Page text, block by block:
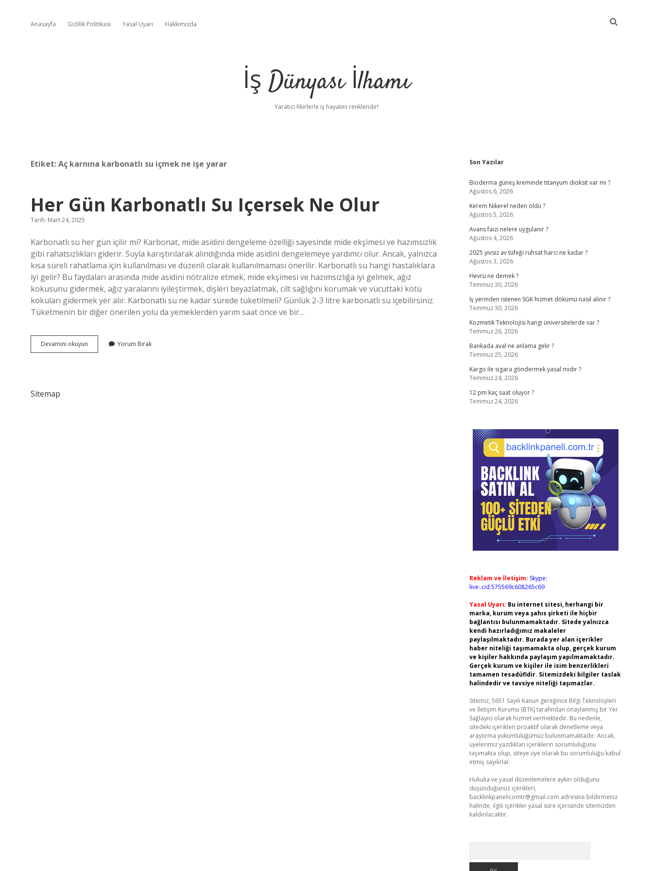
Anasayfa Gizlilik Politikası Yasal Uyarı Hakkımızda
İş Dünyası İlhamı
Yaratıcı fikirlerle iş hayatını renklendir!
Etiket:Aç karnına karbonatlı su içmek ne işe yarar
Her Gün Karbonatlı Su Içersek Ne Olur
Tarih: Mart 24, 2025
Karbonatlı su her gün içilir mi? Karbonat, mide asidini dengeleme özelliği sayesinde mide ekşimesi ve hazımsızlık
gibi rahatsızlıkları giderir. Suyla karıştırılarak alındığında mide asidini dengelemeye yardımcı olur. Ancak, yalnızca
kısa süreli rahatlama için kullanılması ve düzenli olarak kullanılmaması önerilir. Karbonatlı su hangi hastalıklara
iyi gelir? Bu faydaları arasında mide asidini nötralize etmek, mide ekşimesi ve hazımsızlığa iyi gelmek, ağız
kokusunu gidermek, ağız yaralarını iyileştirmek, dişleri beyazlatmak, cilt sağlığını korumak ve vücuttaki kötü
kokuları gidermek yer alır. Karbonatlı su ne kadar sürede tüketilmeli? Günlük 2-3 litre karbonatlı su içebilirsiniz.
Tüketmenin bir diğer önerilen yolu da yemeklerden yarım saat önce ve bir…
Devamını okuyun
Gün
Yorum Bırak
Sitemap
Sidebar
Son Yazılar
Bioderma güneş kreminde titanyum dioksit var mı ?
Ağustos 6, 2026
Kerem Nikerel neden öldü ?
Ağustos 5, 2026
Avans faizi nelere uygulanır ?
Ağustos 4, 2026
2025 yivsiz av tüfeği ruhsat harcı ne kadar ?
Ağustos 3, 2026
Hevrü ne demek ?
Temmuz 30, 2026
İş yerinden istenen SGK hizmet dökümü nasıl alınır ?
Temmuz 30, 2026
Kozmetik Teknolojisi hangi üniversitelerde var ?
Temmuz 26, 2026
Bankada aval ne anlama gelir ?
Temmuz 25, 2026
Kargo ile sigara göndermek yasal mıdır ?
Temmuz 24, 2026
12 pm kaç saat oluyor ?
Temmuz 24, 2026
Reklam ve İletişim: Skype:
live:.cid.575569c608265c69
Yasal Uyarı: Bu internet sitesi, herhangi bir
marka, kurum veya şahıs şirketi ile hiçbir
bağlantısı bulunmamaktadır. Sitede yalnızca
kendi hazırladığımız makaleler
paylaşılmaktadır. Burada yer alan içerikler
haber niteliği taşımamakta olup, gerçek kurum
ve kişiler hakkında paylaşım yapılmamaktadır.
Gerçek kurum ve kişiler ile isim benzerlikleri
tamamen tesadüfidir. Sitemizdeki bilgiler taslak
halindedir ve tavsiye niteliği taşımazlar.
Sitemiz, 5651 Sayılı Kanun gereğince Bilgi Teknolojileri
ve İletişim Kurumu (BTK) tarafından onaylanmış bir Yer
Sağlayıcı olarak hizmet vermektedir. Bu nedenle,
sitedeki içerikleri proaktif olarak denetleme veya
araştırma yükümlülüğümüz bulunmamaktadır. Ancak,
üyelerimiz yazdıkları içeriklerin sorumluluğunu
taşımakta olup, siteye üye olarak bu sorumluluğu kabul
etmiş sayılırlar.
Hukuka ve yasal düzenlemelere aykırı olduğunu
düşündüğünüz içerikleri,
backlinkpanelicomtr@gmail.com adresine bildirmeniz
halinde, ilgili içerikler yasal süre içerisinde sitemizden
kaldırılacaktır.